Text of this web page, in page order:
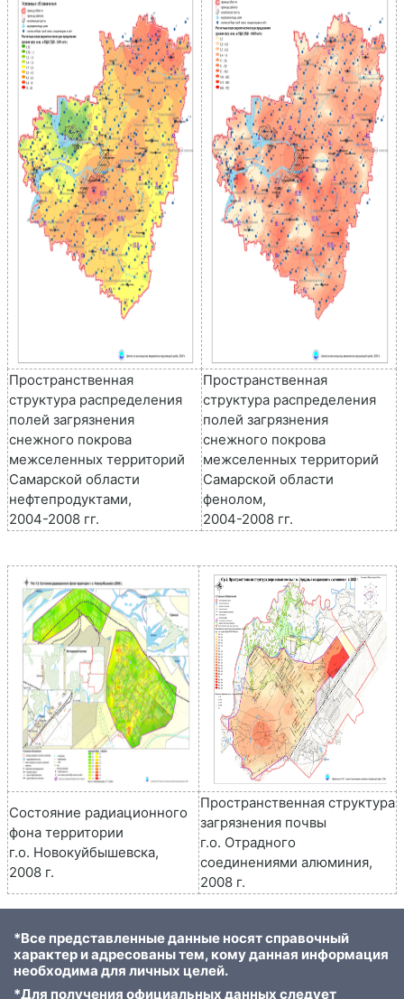
Пространственная
структура распределения
полей загрязнения
снежного покрова
межселенных территорий
Самарской области
нефтепродуктами,
2004-2008 гг.
Пространственная
структура распределения
полей загрязнения
снежного покрова
межселенных территорий
Самарской области
фенолом,
2004-2008 гг.
Состояние радиационного
фона территории
г.о. Новокуйбышевска,
2008 г.
Пространственная структура
загрязнения почвы
г.о. Отрадного
соединениями алюминия,
2008 г.
*Все представленные данные носят справочный
характер и адресованы тем, кому данная информация
необходима для личных целей.
*Для получения официальных данных следует